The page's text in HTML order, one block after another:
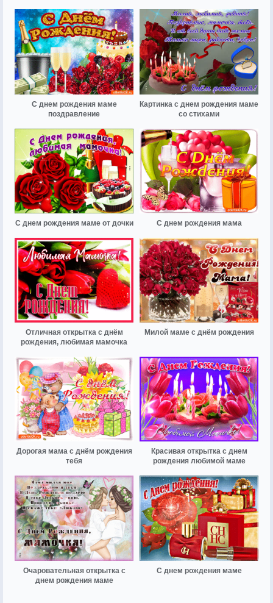
С днем рождения маме
поздравление
Картинка с днем рождения маме
со стихами
С днем рождения маме от дочки С днем рождения мама
Отличная открытка с днём
рождения, любимая мамочка
Милой маме с днём рождения
Дорогая мама с днём рождения
тебя
Красивая открытка с днем
рождения любимой маме
Очаровательная открытка с
днем рождения маме
С днем рождения маме